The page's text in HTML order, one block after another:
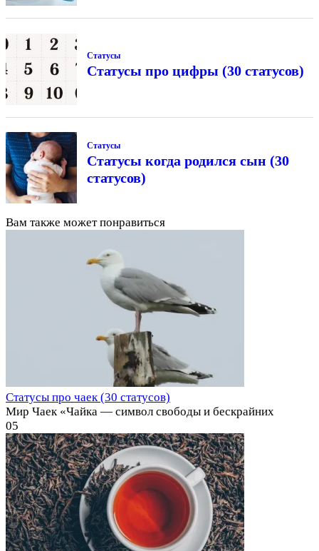
Статусы
Статусы про цифры (30 статусов)
Статусы
Статусы когда родился сын (30
статусов)
Вам также может понравиться
Статусы про чаек (30 статусов)
Мир Чаек «Чайка — символ свободы и бескрайних
05